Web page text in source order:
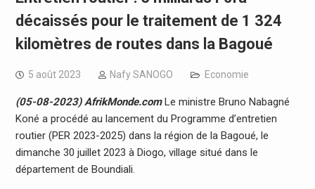
décaissés pour le traitement de 1 324
kilomètres de routes dans la Bagoué
5 août 2023 Nafy SANOGO Economie
(05-08-2023) AfrikMonde.comLe ministre Bruno Nabagné
Koné a procédé au lancement du Programme d’entretien
routier (PER 2023-2025) dans la région de la Bagoué, le
dimanche 30 juillet 2023 à Diogo, village situé dans le
département de Boundiali.